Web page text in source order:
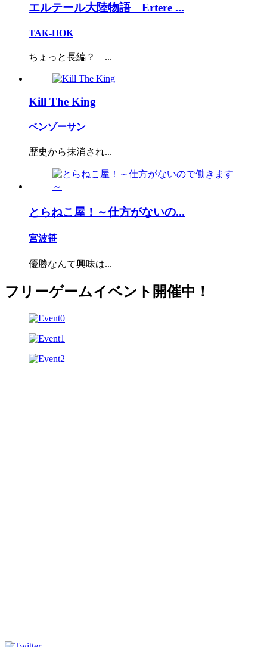
エルテール大陸物語 Ertere ...
TAK-HOK
ちょっと長編？ ...
Kill The King
ベンゾーサン
歴史から抹消され...
とらねこ屋！～仕方がないの...
宮波笹
優勝なんて興味は...
フリーゲームイベント開催中！